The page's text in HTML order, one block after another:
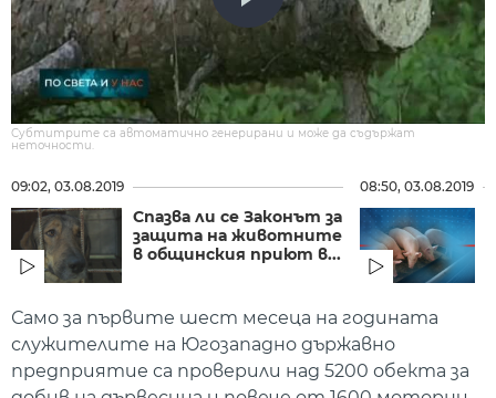
Субтитрите са автоматично генерирани и може да съдържат
неточности.
09:02, 03.08.2019
Спазва ли се Законът за
защита на животните
в общинския приют в...
08:50, 03.08.2019
Само за първите шест месеца на годината
служителите на Югозападно държавно
предприятие са проверили над 5200 обекта за